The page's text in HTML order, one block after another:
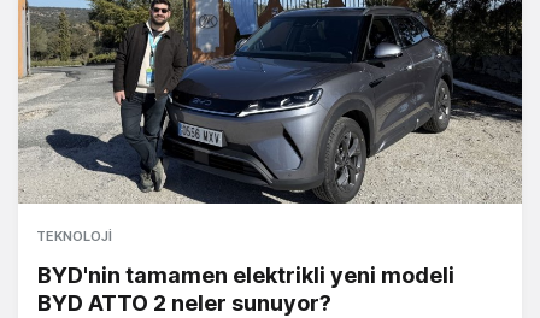
TEKNOLOJI
BYD'nin tamamen elektrikli yeni modeli
BYD ATTO 2 neler sunuyor?